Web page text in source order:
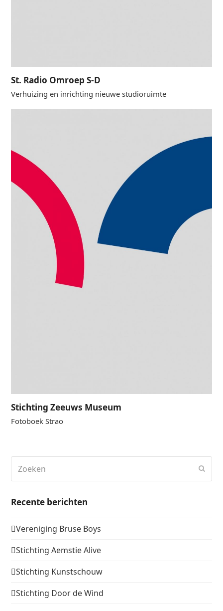
St. Radio Omroep S-D
Verhuizing en inrichting nieuwe studioruimte
Stichting Zeeuws Museum
Fotoboek Strao
Recente berichten
Vereniging Bruse Boys
Stichting Aemstie Alive
Stichting Kunstschouw
Stichting Door de Wind